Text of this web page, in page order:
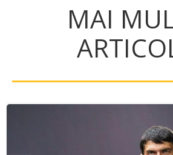
MAI